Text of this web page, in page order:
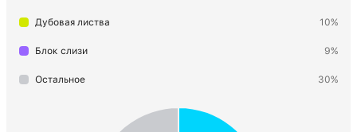
Дубовая листва 10%
Блок слизи 9%
Остальное 30%